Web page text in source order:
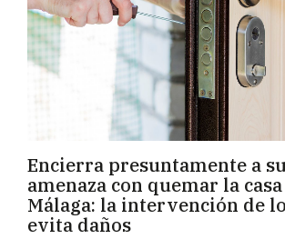
Encierra presuntamente a
amenaza con quemar la
Málaga: la intervención de
evita daños